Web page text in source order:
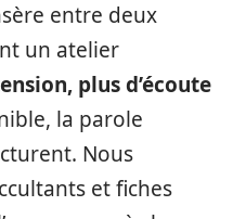
entre deux
un atelier
plus d’écoute
la parole
Nous
et fiches